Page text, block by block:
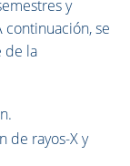
y
se
de la
de rayos-X y